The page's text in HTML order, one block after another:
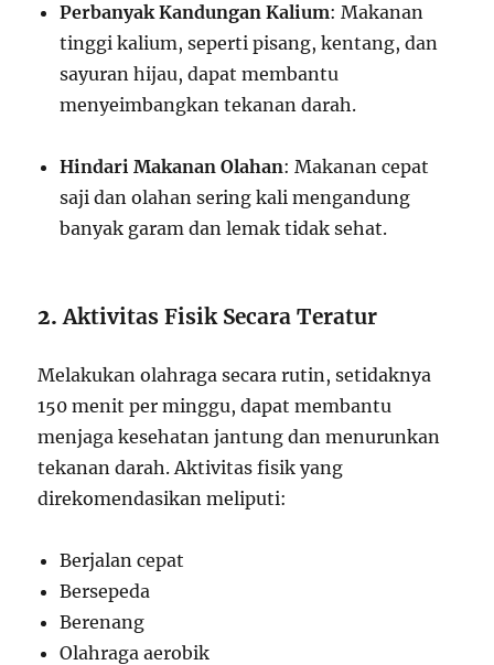
Perbanyak Kandungan Kalium: Makanan
tinggi kalium, seperti pisang, kentang, dan
sayuran hijau, dapat membantu
menyeimbangkan tekanan darah.
Hindari Makanan Olahan: Makanan cepat
saji dan olahan sering kali mengandung
banyak garam dan lemak tidak sehat.
2.Aktivitas Fisik Secara Teratur
Melakukan olahraga secara rutin, setidaknya
150 menit per minggu, dapat membantu
menjaga kesehatan jantung dan menurunkan
tekanan darah. Aktivitas fisik yang
direkomendasikan meliputi:
Berjalan cepat
Bersepeda
Berenang
Olahraga aerobik